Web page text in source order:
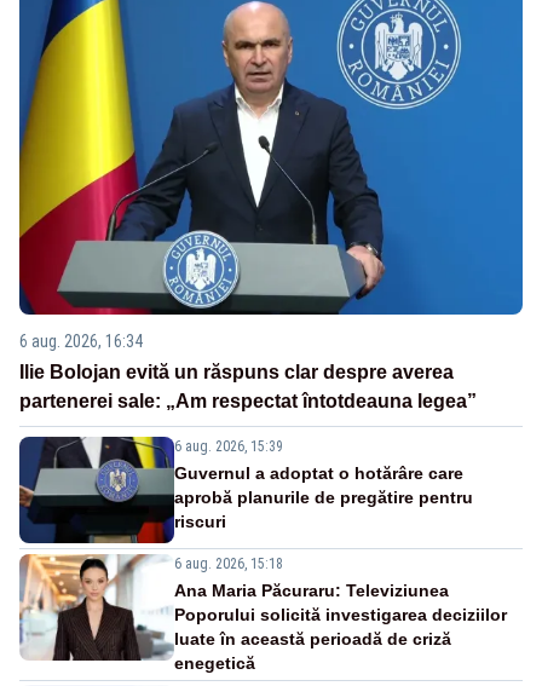
6 aug. 2026, 16:34
Ilie Bolojan evită un răspuns clar despre averea
partenerei sale: „Am respectat întotdeauna legea”
6 aug. 2026, 15:39
Guvernul a adoptat o hotărâre care
aprobă planurile de pregătire pentru
riscuri
6 aug. 2026, 15:18
Ana Maria Păcuraru: Televiziunea
Poporului solicită investigarea deciziilor
luate în această perioadă de criză
enegetică